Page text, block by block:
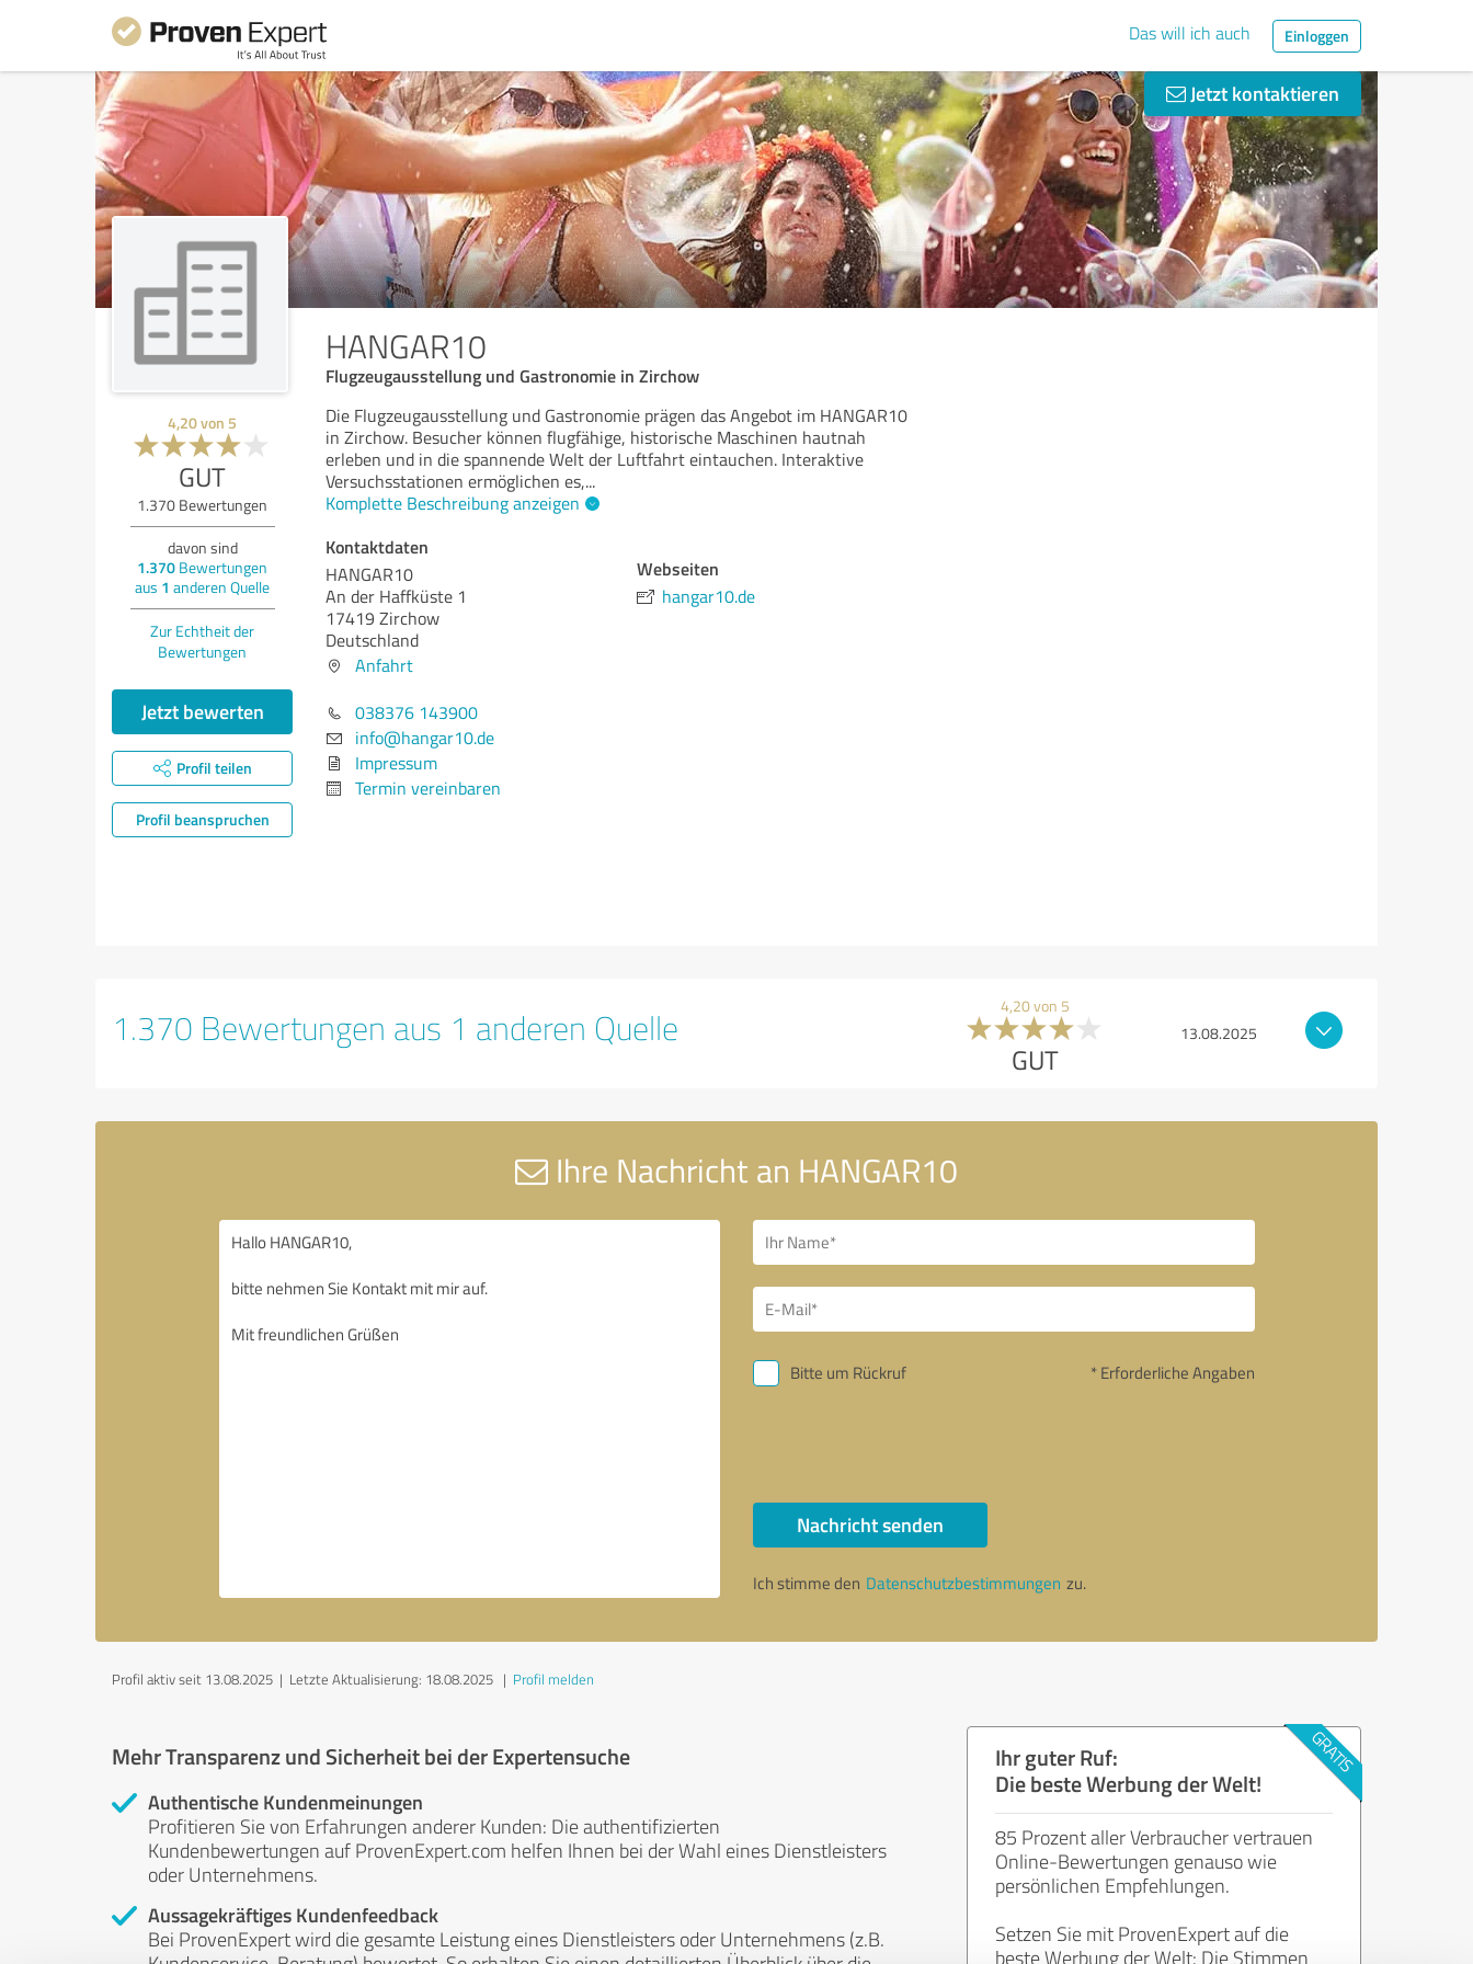
Das will ich auch Einloggen
Jetzt kontaktieren
HANGAR10
Flugzeugausstellung und Gastronomie in Zirchow
4,20von 5
GUT
1.370 Bewertungen
davon sind
1.370 Bewertungen
aus 1 anderen Quelle
Zur Echtheit der
Bewertungen
Jetzt bewerten
Profil teilen
Profil beanspruchen
Die Flugzeugausstellung und Gastronomie prägen das Angebot im HANGAR10
in Zirchow. Besucher können flugfähige, historische Maschinen hautnah
erleben und in die spannende Welt der Luftfahrt eintauchen. Interaktive
Versuchsstationen ermöglichen es,...
Komplette Beschreibung anzeigen
Kontaktdaten
HANGAR10
An der Haffküste 1
17419 Zirchow
Deutschland
Anfahrt
038376 143900
info@hangar10.de
Impressum
Termin vereinbaren
Webseiten
hangar10.de
1.370 Bewertungen aus 1 anderen Quelle 4,20 von 5
GUT
13.08.2025
Ihre Nachricht an HANGAR10
Bitte um Rückruf * Erforderliche Angaben
Nachricht senden
Ich stimme den Datenschutzbestimmungen zu.
Profil aktiv seit 13.08.2025 | Letzte Aktualisierung: 18.08.2025 | Profil melden
Mehr Transparenz und Sicherheit bei der Expertensuche
Authentische Kundenmeinungen
Profitieren Sie von Erfahrungen anderer Kunden: Die authentifizierten
Kundenbewertungen auf ProvenExpert.com helfen Ihnen bei der Wahl eines Dienstleisters
oder Unternehmens.
Aussagekräftiges Kundenfeedback
Bei ProvenExpert wird die gesamte Leistung eines Dienstleisters oder Unternehmens (z.B.
Ihr guter Ruf:
Die beste Werbung der Welt!
85 Prozent aller Verbraucher vertrauen
Online-Bewertungen genauso wie
persönlichen Empfehlungen.
Setzen Sie mit ProvenExpert auf die
beste Werbung der Welt: Die Stimmen